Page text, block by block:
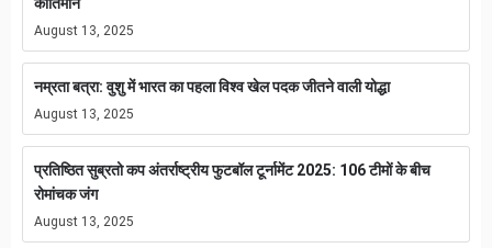
August 13, 2025
नम्रता बत्रा: वुशु में भारत का पहला विश्व खेल पदक जीतने वाली योद्धा
August 13, 2025
प्रतिष्ठित सुब्रतो कप अंतर्राष्ट्रीय फुटबॉल टूर्नामेंट 2025: 106 टीमों के बीच
रोमांचक जंग
August 13, 2025